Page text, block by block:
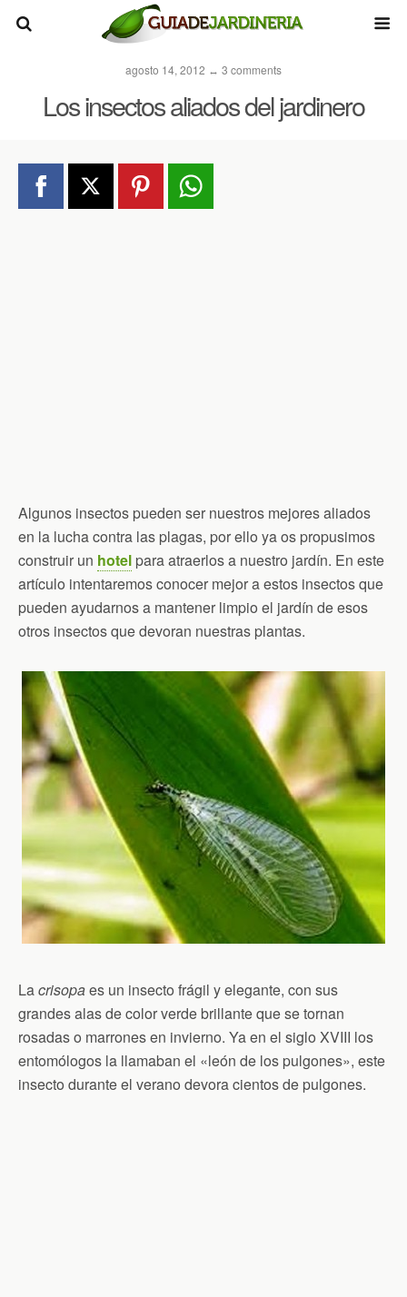
agosto 14, 2012 ↔ 3 comments
Los insectos aliados del jardinero
Algunos insectos pueden ser nuestros mejores aliados
en la lucha contra las plagas, por ello ya os propusimos
construir un hotel para atraerlos a nuestro jardín. En este
artículo intentaremos conocer mejor a estos insectos que
pueden ayudarnos a mantener limpio el jardín de esos
otros insectos que devoran nuestras plantas.
Lacrisopaes un insecto frágil y elegante, con sus
grandes alas de color verde brillante que se tornan
rosadas o marrones en invierno. Ya en el siglo XVIII los
entomólogos la llamaban el «león de los pulgones», este
insecto durante el verano devora cientos de pulgones.